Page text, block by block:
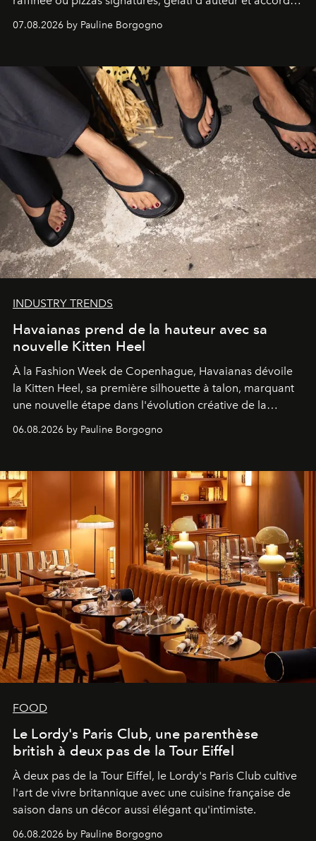
07.08.2026 by Pauline Borgogno
INDUSTRY TRENDS
Havaianas prend de la hauteur avec sa
nouvelle Kitten Heel
À la Fashion Week de Copenhague, Havaianas dévoile
la Kitten Heel, sa première silhouette à talon, marquant
une nouvelle étape dans l'évolution créative de la
06.08.2026 by Pauline Borgogno
FOOD
Le Lordy's Paris Club, une parenthèse
british à deux pas de la Tour Eiffel
À deux pas de la Tour Eiffel, le Lordy's Paris Club cultive
l'art de vivre britannique avec une cuisine française de
saison dans un décor aussi élégant qu'intimiste.
06.08.2026 by Pauline Borgogno